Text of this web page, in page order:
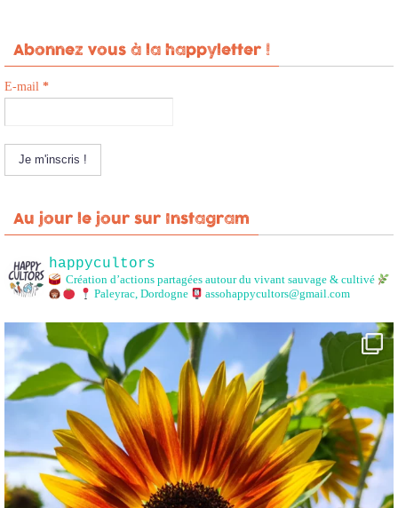
Abonnez vous à la happyletter !
E-mail *
Au jour le jour sur Instagram
happycultors
Création d’actions partagées autour du vivant sauvage & cultivé
Paleyrac, Dordogne
assohappycultors@gmail.com